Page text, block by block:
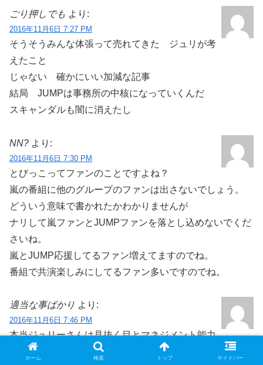
ごり押しでも より:
2016年11月6日 7:27 PM
そうそうみんな体張って売れてきた ジュリが考
えたこと
じゃない 確かにいい加減な記事
結局 JUMPは事務所の中核になっていくんだ
スキャンダルも闇に消えたし
NN? より:
2016年11月6日 7:30 PM
とびっこってファンのことですよね？
嵐の番組に他のグループのファンは出さないでしょう。
どういう意味で書かれたかわかりませんが
ナリして嵐ファンとJUMPファンを落とし込めないでくだ
さいね。
嵐とJUMP応援してるファン増えてますのでね。
番組で共演楽しみにしてるファン多いですのでね。
適当な事ばかり より:
2016年11月6日 7:46 PM
本当ジュリーさんは見抜く目とマネジメント能力
が全く無いね。いつまでもゴリ押し手法、餓鬼商法でやっ
ホーム 検索 トップ サイドバー